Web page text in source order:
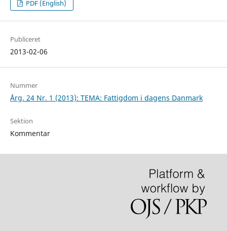
PDF (English)
Publiceret
2013-02-06
Nummer
Årg. 24 Nr. 1 (2013): TEMA: Fattigdom i dagens Danmark
Sektion
Kommentar